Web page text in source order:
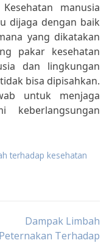
manusia
dijaga dengan baik
yang dikatakan
pakar kesehatan
dan lingkungan
bisa dipisahkan.
untuk menjaga
keberlangsungan
terhadap kesehatan
Dampak Limbah
Peternakan Terhadap